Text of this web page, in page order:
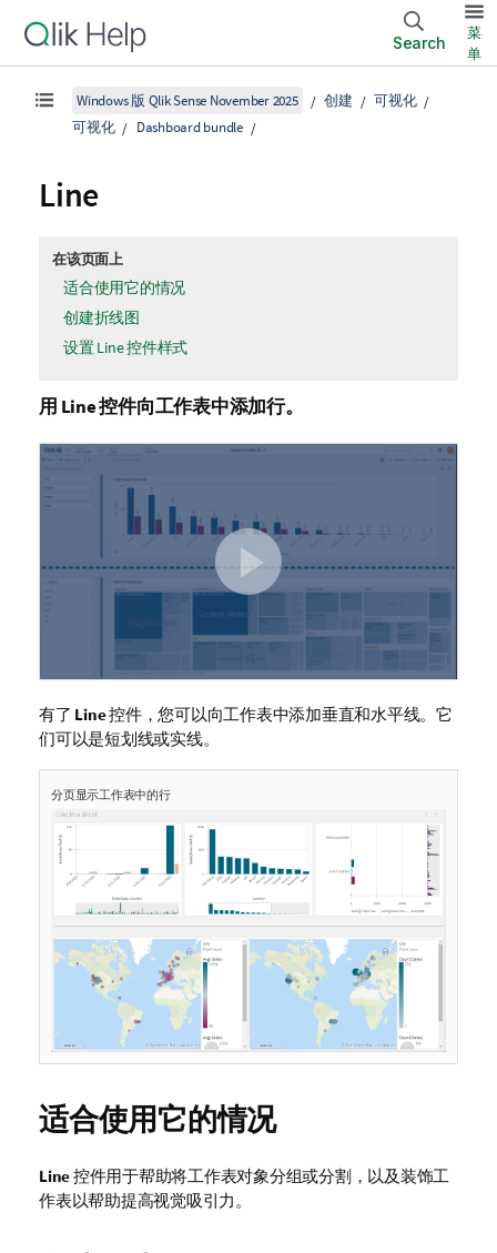
Search
菜
单
Windows 版 Qlik Sense November 2025 创建
可视化
可视化
Dashboard bundle
Line
在该页面上
适合使用它的情况
创建折线图
设置 Line 控件样式
用 Line控件向工作表中添加行。
有了 Line控件，您可以向工作表中添加垂直和水平线。它
们可以是短划线或实线。
分页显示工作表中的行
适合使用它的情况
Line控件用于帮助将工作表对象分组或分割，以及装饰工
作表以帮助提高视觉吸引力。